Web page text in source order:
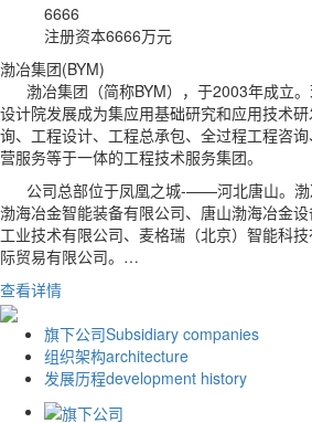
6666
注册资本6666万元
渤冶集团(BYM)
渤冶集团（简称BYM），于2003年成立。
设计院发展成为集应用基础研究和应用技术
询、工程设计、工程总承包、全过程工程咨
营服务等于一体的工程技术服务集团。
公司总部位于凤凰之城-——河北唐山。渤
渤海冶金智能装备有限公司、唐山渤海冶金
工业技术有限公司、麦格瑞（北京）智能科
际贸易有限公司。…
查看详情
旗下公司Subsidiary companies
组织架构architecture
发展历程development history